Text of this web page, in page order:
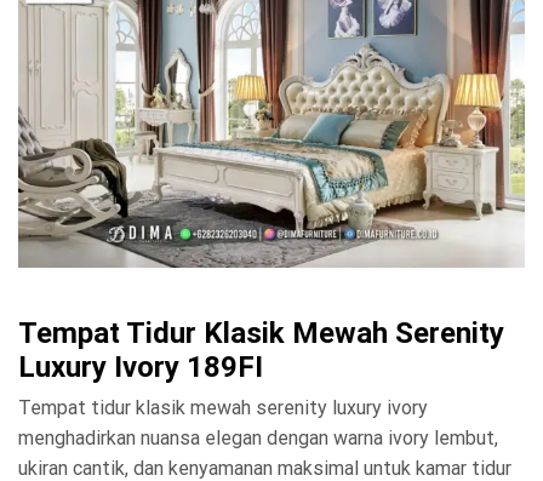
Tempat Tidur Klasik Mewah Serenity
Luxury Ivory 189FI
Tempat tidur klasik mewah serenity luxury ivory
menghadirkan nuansa elegan dengan warna ivory lembut,
ukiran cantik, dan kenyamanan maksimal untuk kamar tidur